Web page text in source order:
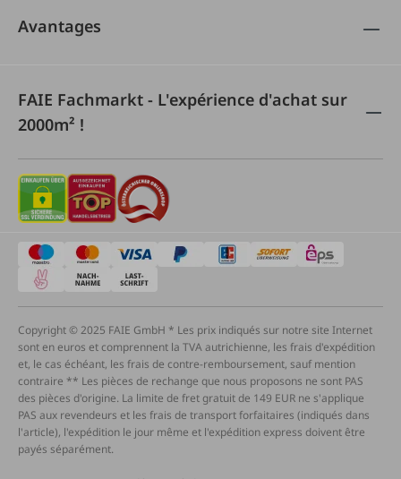
Avantages
FAIE Fachmarkt - L'expérience d'achat sur
2000m² !
Copyright © 2025 FAIE GmbH * Les prix indiqués sur notre site Internet
sont en euros et comprennent la TVA autrichienne, les frais d'expédition
et, le cas échéant, les frais de contre-remboursement, sauf mention
contraire ** Les pièces de rechange que nous proposons ne sont PAS
des pièces d'origine. La limite de fret gratuit de 149 EUR ne s'applique
PAS aux revendeurs et les frais de transport forfaitaires (indiqués dans
l'article), l'expédition le jour même et l'expédition express doivent être
payés séparément.